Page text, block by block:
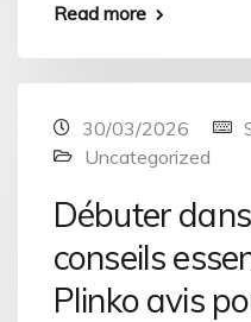
Read more
30/03/2026
Uncategorized
Débuter
conseils
Plinko avis